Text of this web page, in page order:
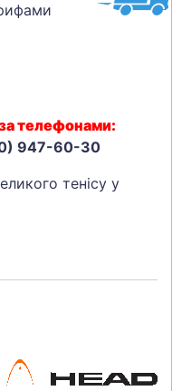
телефонами:
947-60-30
тенісу у